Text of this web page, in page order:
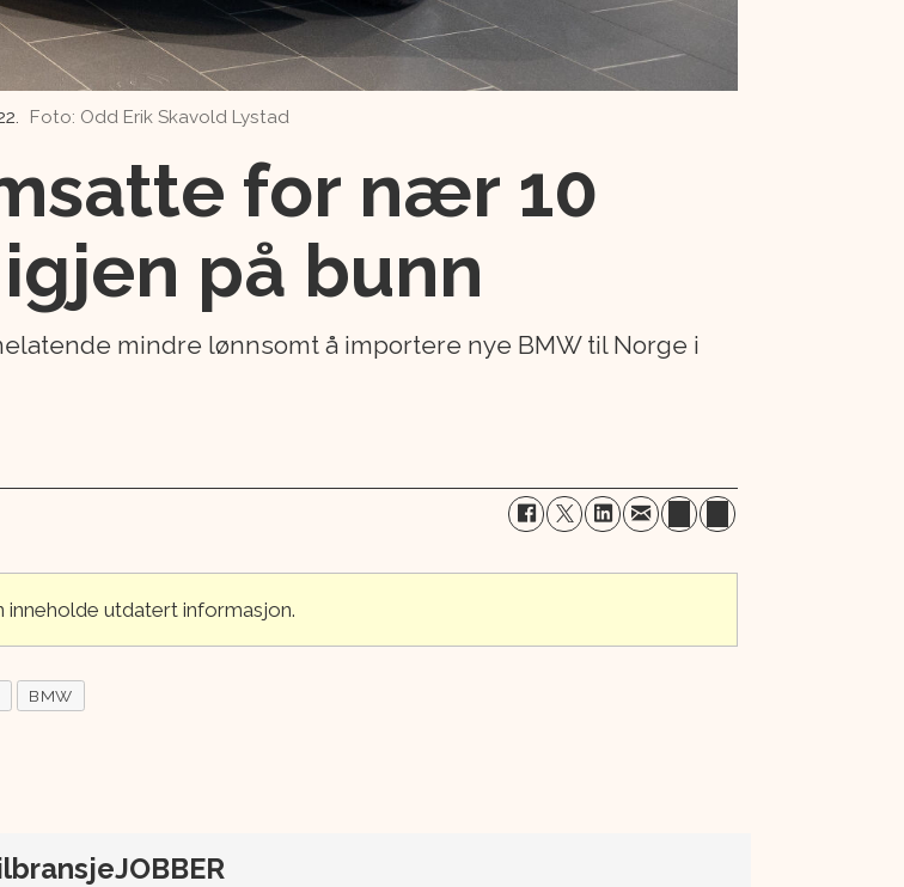
Foto: Odd Erik Skavold Lystad
for nær 10
på bunn
mindre lønnsomt å importere nye BMW til Norge i
inneholde utdatert informasjon.
BMW